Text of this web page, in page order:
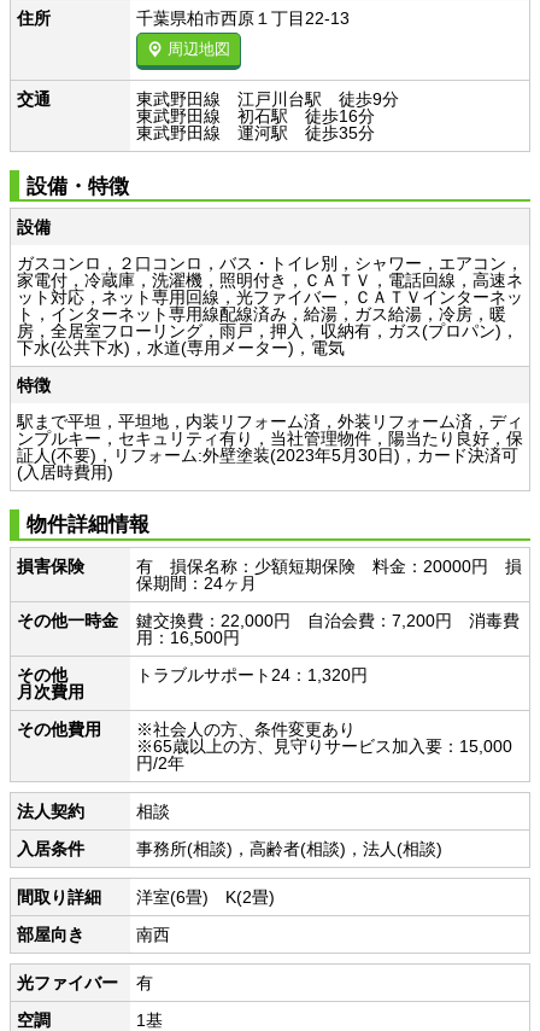
住所 千葉県柏市西原１丁目22-13
周辺地図
交通
東武野田線 江戸川台駅 徒歩9分
東武野田線 初石駅 徒歩16分
東武野田線 運河駅 徒歩35分
設備・特徴
設備
ガスコンロ，２口コンロ，バス・トイレ別，シャワー，エアコン，
家電付，冷蔵庫，洗濯機，照明付き，ＣＡＴＶ，電話回線，高速ネ
ット対応，ネット専用回線，光ファイバー，ＣＡＴＶインターネッ
ト，インターネット専用線配線済み，給湯，ガス給湯，冷房，暖
房，全居室フローリング，雨戸，押入，収納有，ガス(プロパン)，
下水(公共下水)，水道(専用メーター)，電気
特徴
駅まで平坦，平坦地，内装リフォーム済，外装リフォーム済，ディ
ンプルキー，セキュリティ有り，当社管理物件，陽当たり良好，保
証人(不要)，リフォーム:外壁塗装(2023年5月30日)，カード決済可
(入居時費用)
物件詳細情報
損害保険
有 損保名称：少額短期保険 料金：20000円 損
保期間：24ヶ月
その他一時金
鍵交換費：22,000円 自治会費：7,200円 消毒費
用：16,500円
その他
月次費用
トラブルサポート24：1,320円
その他費用
※社会人の方、条件変更あり
※65歳以上の方、見守りサービス加入要：15,000
円/2年
法人契約
相談
入居条件
事務所(相談)，高齢者(相談)，法人(相談)
間取り詳細
洋室(6畳) K(2畳)
部屋向き
南西
光ファイバー
有
空調
1基